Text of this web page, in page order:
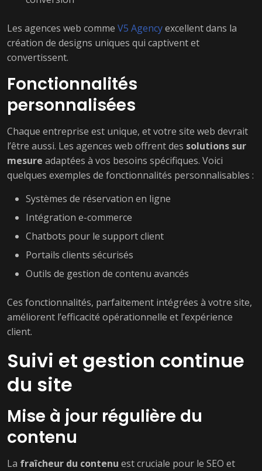
Les agences web comme V5 Agencyexcellent dans la
création de designs uniques qui captivent et
convertissent.
Fonctionnalités
personnalisées
Chaque entreprise est unique, et votre site web devrait
l’être aussi. Les agences web offrent des solutions sur
mesure adaptées à vos besoins spécifiques. Voici
quelques exemples de fonctionnalités personnalisables :
Systèmes de réservation en ligne
Intégration e-commerce
Chatbots pour le support client
Portails clients sécurisés
Outils de gestion de contenu avancés
Ces fonctionnalités, parfaitement intégrées à votre site,
améliorent l’efficacité opérationnelle et l’expérience
client.
Suivi et gestion continue
du site
Mise à jour régulière du
contenu
La fraîcheur du contenu est cruciale pour le SEO et